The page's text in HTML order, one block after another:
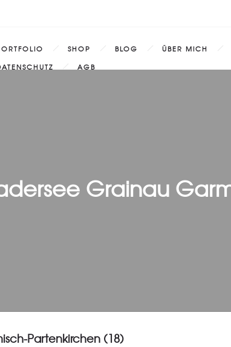
SHOP BLOG ÜBER MICH
AGB
Grainau
Partenkirchen (18)